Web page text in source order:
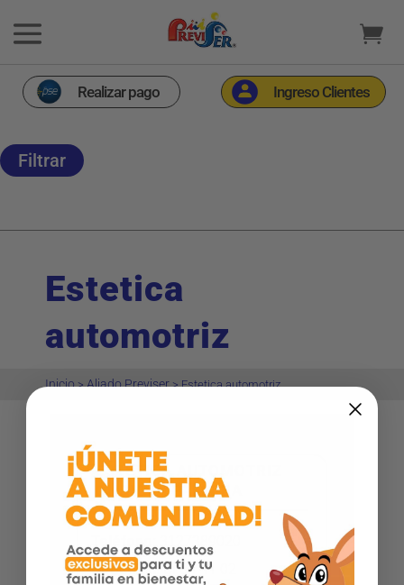
Realizar pago Ingreso Clientes
Filtrar
Estetica
automotriz
Inicio>Aliado Previser>Estetica automotriz
ESTETICA AUTOMOTRIZ
QNOVA – PALMIRA
Teléfono
3127389020
Dirección:Cr 34 41 02